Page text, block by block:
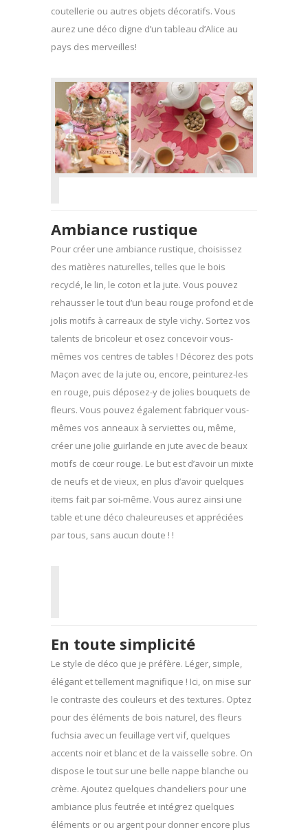
coutellerie ou autres objets décoratifs. Vous
aurez une déco digne d’un tableau d’Alice au
pays des merveilles!
Ambiance rustique
Pour créer une ambiance rustique, choisissez
des matières naturelles, telles que le bois
recyclé, le lin, le coton et la jute. Vous pouvez
rehausser le tout d’un beau rouge profond et de
jolis motifs à carreaux de style vichy. Sortez vos
talents de bricoleur et osez concevoir vous-
mêmes vos centres de tables ! Décorez des pots
Maçon avec de la jute ou, encore, peinturez-les
en rouge, puis déposez-y de jolies bouquets de
fleurs. Vous pouvez également fabriquer vous-
mêmes vos anneaux à serviettes ou, même,
créer une jolie guirlande en jute avec de beaux
motifs de cœur rouge. Le but est d’avoir un mixte
de neufs et de vieux, en plus d’avoir quelques
items fait par soi-même. Vous aurez ainsi une
table et une déco chaleureuses et appréciées
par tous, sans aucun doute ! !
En toute simplicité
Le style de déco que je préfère. Léger, simple,
élégant et tellement magnifique ! Ici, on mise sur
le contraste des couleurs et des textures. Optez
pour des éléments de bois naturel, des fleurs
fuchsia avec un feuillage vert vif, quelques
accents noir et blanc et de la vaisselle sobre. On
dispose le tout sur une belle nappe blanche ou
crème. Ajoutez quelques chandeliers pour une
ambiance plus feutrée et intégrez quelques
éléments or ou argent pour donner encore plus